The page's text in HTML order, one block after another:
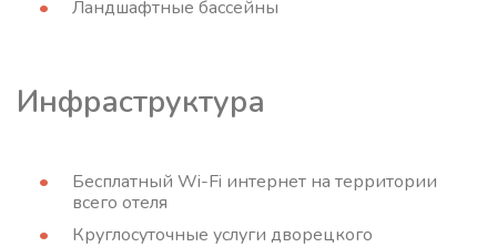
Ландшафтные бассейны
Инфраструктура
Бесплатный Wi-Fi интернет на территории
всего отеля
Круглосуточные услуги дворецкого